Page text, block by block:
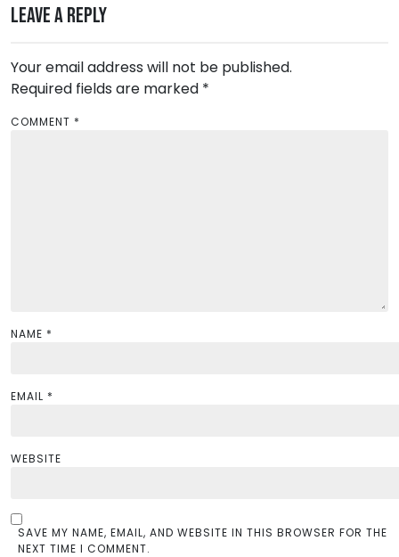
n
v
i
g
Leave a Reply
Your email address will not be published.
Required fields are marked *
COMMENT *
NAME *
EMAIL *
WEBSITE
SAVE MY NAME, EMAIL, AND WEBSITE IN THIS BROWSER FOR THE
NEXT TIME I COMMENT.